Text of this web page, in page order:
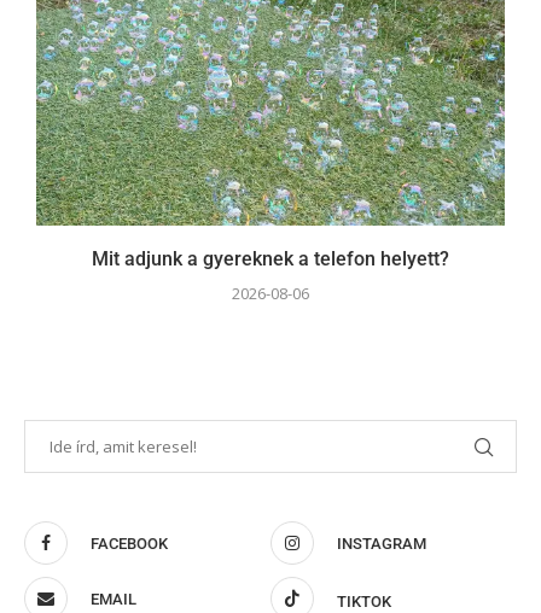
Mit adjunk a gyereknek a telefon helyett?
2026-08-06
FACEBOOK INSTAGRAM
EMAIL TIKTOK